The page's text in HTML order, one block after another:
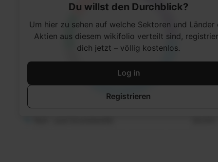
Du willst den Durchblick?
Um hier zu sehen auf welche Sektoren und Länder
Aktien aus diesem wikifolio verteilt sind,
dich jetzt – völlig kostenlos.
Registrieren
Log in